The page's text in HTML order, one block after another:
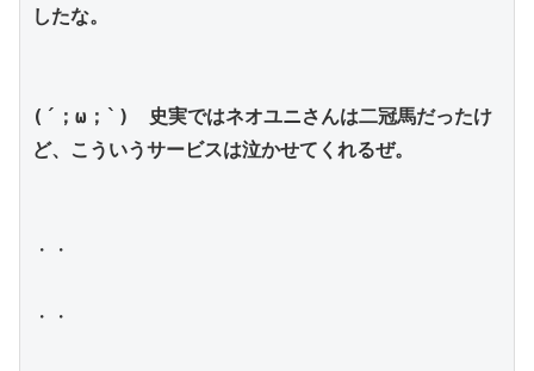
したな。
(´；ω；`)　史実ではネオユニさんは二冠馬だったけ
ど、こういうサービスは泣かせてくれるぜ。
・・
・・